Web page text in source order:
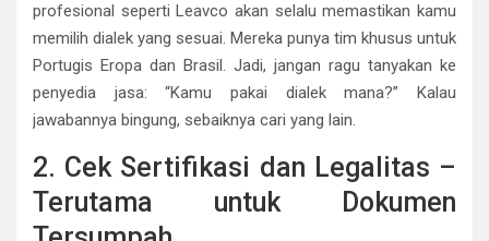
profesional seperti Leavco akan selalu memastikan kamu
memilih dialek yang sesuai. Mereka punya tim khusus untuk
Portugis Eropa dan Brasil. Jadi, jangan ragu tanyakan ke
penyedia jasa: “Kamu pakai dialek mana?” Kalau
jawabannya bingung, sebaiknya cari yang lain.
2. Cek Sertifikasi dan Legalitas –
Terutama untuk Dokumen